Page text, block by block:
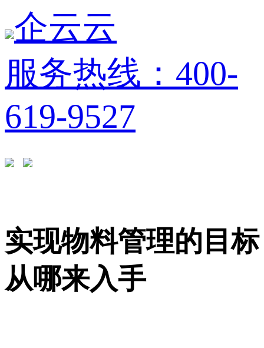
企云云
服务热线：400-
619-9527
实现物料管理的目标
从哪来入手